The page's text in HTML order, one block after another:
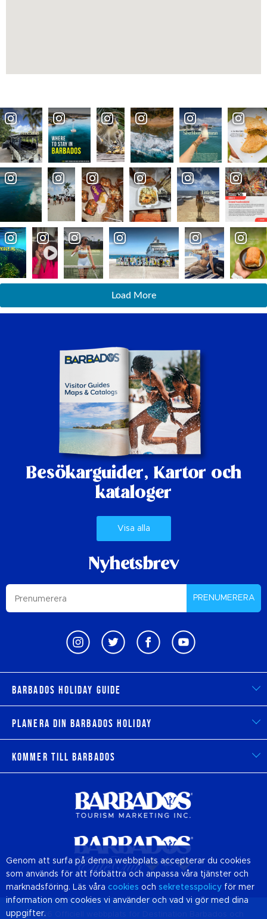
Load More
Besökarguider, Kartor och
kataloger
Visa alla
Nyhetsbrev
PRENUMERERA
Barbados Holiday Guide
Planera din Barbados Holiday
Kommer till Barbados
© 2026 Officiell webbplats för Destination
Genom att surfa på denna webbplats accepterar du cookies
som används för att förbättra och anpassa våra tjänster och
marknadsföring. Läs våra cookies och sekretesspolicy för mer
information om cookies vi använder och vad vi gör med dina
uppgifter.